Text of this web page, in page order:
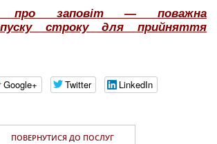
про заповіт — поважна
строку для прийняття
Google+ Twitter LinkedIn
ПОВЕРНУТИСЯ ДО ПОСЛУГ